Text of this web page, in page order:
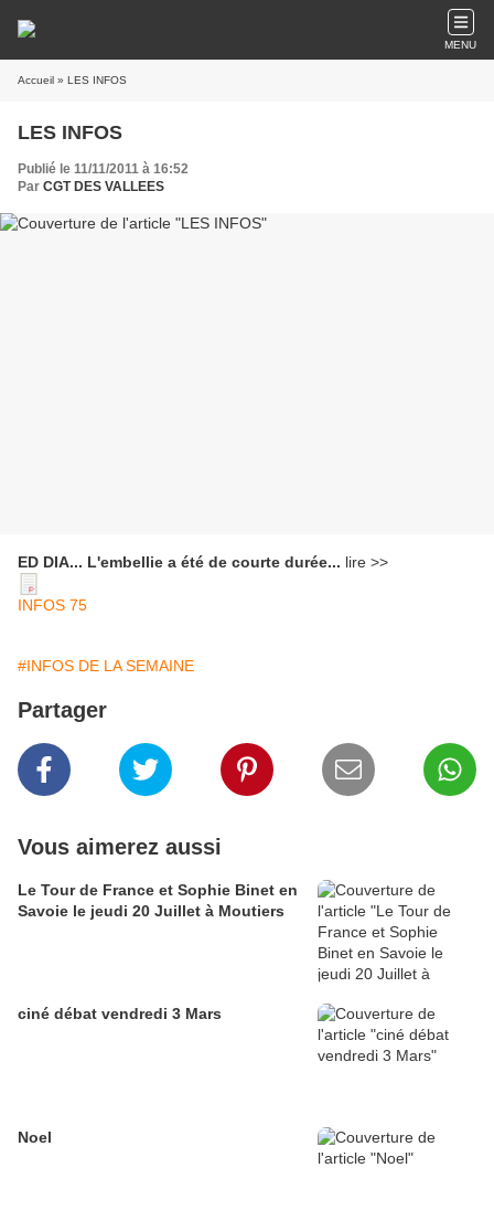
MENU
Accueil » LES INFOS
LES INFOS
Publié le 11/11/2011 à 16:52
Par CGT DES VALLEES
ED DIA... L'embellie a été de courte durée... lire >>
INFOS 75
#INFOS DE LA SEMAINE
Partager
Vous aimerez aussi
Le Tour de France et Sophie Binet en
Savoie le jeudi 20 Juillet à Moutiers
ciné débat vendredi 3 Mars
Noel